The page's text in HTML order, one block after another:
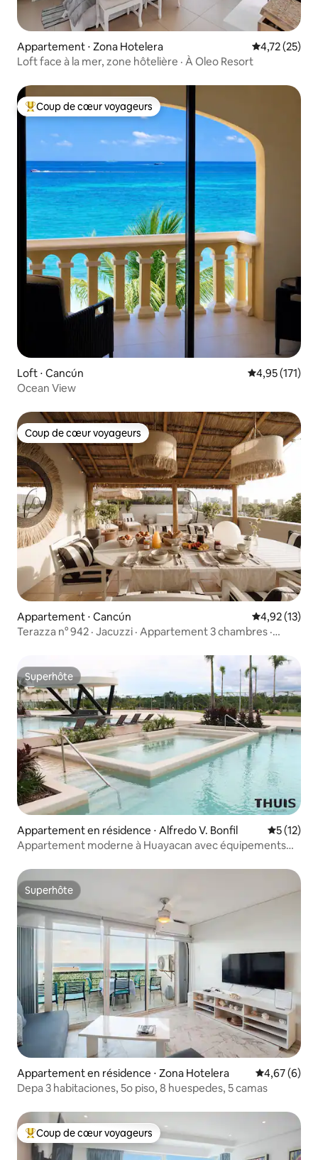
Appartement ⋅ Zona Hotelera Évaluation
4,72 (25)
Loft face à la mer, zone hôtelière · À Oleo Resort
Coups de cœur voyageurs les plus appréciés
Coup de cœur voyageurs
Loft ⋅ Cancún Évaluation
4,95 (171)
Ocean View
Coup de cœur voyageurs
Coup de cœur voyageurs
Appartement ⋅ Cancún Évaluation
4,92 (13)
Terazza n° 942 · Jacuzzi · Appartement 3 chambres ·
Superhôte
Superhôte
Appartement en résidence ⋅ Alfredo V. Bonfil
5 (12)
Appartement moderne à Huayacan avec équipements
Superhôte
Superhôte
Appartement en résidence ⋅ Zona Hotelera Évaluation
4,67 (6)
Depa 3 habitaciones, 5o piso, 8 huespedes, 5 camas
Coups de cœur voyageurs les plus appréciés
Coup de cœur voyageurs